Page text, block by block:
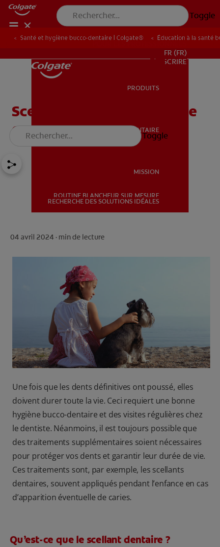
Toggle
SANTÉ BUCCO-DENTAIRE
ROUTINE BLANCHEUR SUR MESURE
POUR LES PROFESSIONNELS
FR (FR)
S’INSCRIRE
PRODUITS
SANTÉ BUCCO-DENTAIRE
MISSION
ROUTINE BLANCHEUR SUR MESURE
RECHERCHE DES SOLUTIONS IDÉALES
Toggle
Santé et hygiène bucco-dentaire | Colgate® Éducation à la santé
Scellant pour les dents : Ce
que vous devez savoir
04 avril 2024 · min de lecture
Une fois que les dents définitives ont poussé, elles
doivent durer toute la vie. Ceci requiert une bonne
hygiène bucco-dentaire et des visites régulières chez
le dentiste. Néanmoins, il est toujours possible que
des traitements supplémentaires soient nécessaires
pour protéger vos dents et garantir leur durée de vie.
Ces traitements sont, par exemple, les scellants
dentaires, souvent appliqués pendant l’enfance en cas
d’apparition éventuelle de caries.
Qu’est-ce que le scellant dentaire ?